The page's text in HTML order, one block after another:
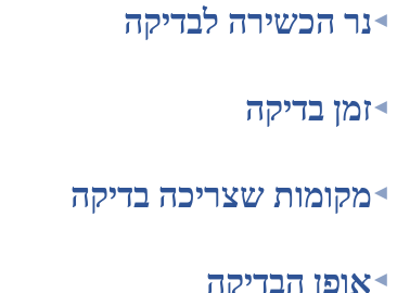
נר הכשירה לבדיקה
זמן בדיקה
מקומות שצריכה בדיקה
אופן הבדיקה